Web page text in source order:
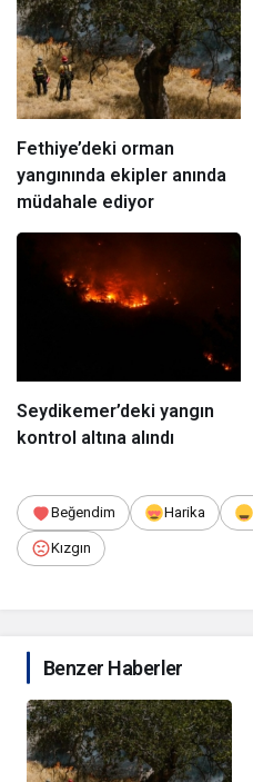
Fethiye’deki orman
yangınında ekipler anında
müdahale ediyor
Seydikemer’deki yangın
kontrol altına alındı
Beğendim Harika
Kızgın
Benzer Haberler